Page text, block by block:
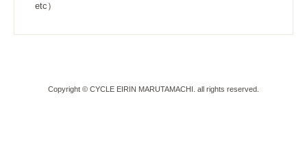
etc）
Copyright © CYCLE EIRIN MARUTAMACHI. all rights reserved.